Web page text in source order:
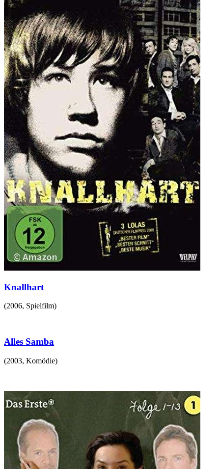
Knallhart
(2006, Spielfilm)
Alles Samba
(2003, Komödie)